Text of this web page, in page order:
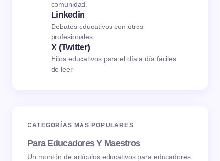
comunidad.
Linkedin
Debates educativos con otros
profesionales.
X (Twitter)
Hilos educativos para el día a día fáciles
de leer
CATEGORÍAS MÁS POPULARES
Para Educadores Y Maestros
Un montón de artículos educativos para educadores